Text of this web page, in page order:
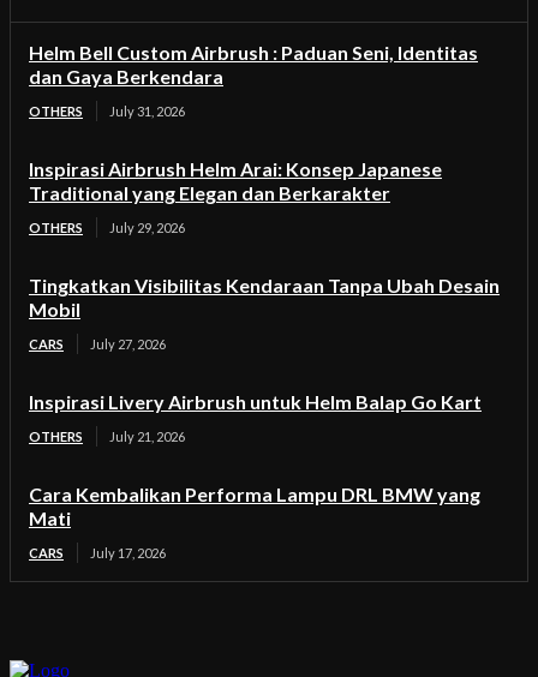
Helm Bell Custom Airbrush : Paduan Seni, Identitas
dan Gaya Berkendara
OTHERS July 31, 2026
Inspirasi Airbrush Helm Arai: Konsep Japanese
Traditional yang Elegan dan Berkarakter
OTHERS July 29, 2026
Tingkatkan Visibilitas Kendaraan Tanpa Ubah Desain
Mobil
CARS July 27, 2026
Inspirasi Livery Airbrush untuk Helm Balap Go Kart
OTHERS July 21, 2026
Cara Kembalikan Performa Lampu DRL BMW yang
Mati
CARS July 17, 2026